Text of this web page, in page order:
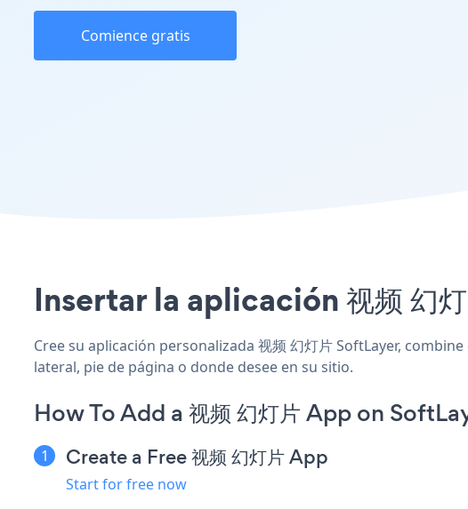
Comience gratis
Insertar la aplicación 视频 幻
Cree su aplicación personalizada 视频 幻灯片 SoftLayer,
lateral, pie de página o donde desee en su sitio.
How To Add a 视频 幻灯片 App on
Create a Free 视频 幻灯片 App
Start for free now